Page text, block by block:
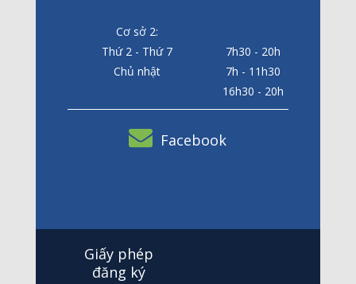
Cơ sở 2:
Thứ 2 - Thứ 7
7h30 - 20h
Chủ nhật
7h - 11h30
16h30 - 20h
Facebook
Giấy phép
đăng ký